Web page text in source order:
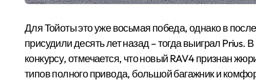
Для Тойоты это уже восьмая победа, однако в
присудили десять лет назад – тогда выиграл
конкурсу, отмечается, что новый RAV4 признан
типов полного привода, большой багажник и